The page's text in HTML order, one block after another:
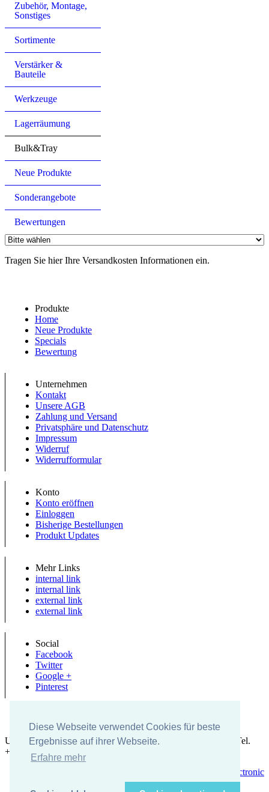
Diese Webseite verwendet Cookies für beste
Ergebnisse auf ihrer Webseite.
Erfahre mehr
Zubehör, Montage,
Sonstiges
Sortimente
Verstärker &
Bauteile
Werkzeuge
Lagerräumung
Bulk&Tray
Neue Produkte
Sonderangebote
Bewertungen
Tragen Sie hier Ihre Versandkosten Informationen ein.
Produkte
Home
Neue Produkte
Specials
Bewertung
Unternehmen
Kontakt
Unsere AGB
Zahlung und Versand
Privatsphäre und Datenschutz
Impressum
Widerruf
Widerrufformular
Konto
Konto eröffnen
Einloggen
Bisherige Bestellungen
Produkt Updates
Mehr Links
internal link
internal link
external link
external link
Social
Facebook
Twitter
Google +
Pinterest
UK-electronic Jonas Lauer Ringstrasse 8 66894 Krähenberg Tel.
+49 (0)171 5347831
uk-electronic